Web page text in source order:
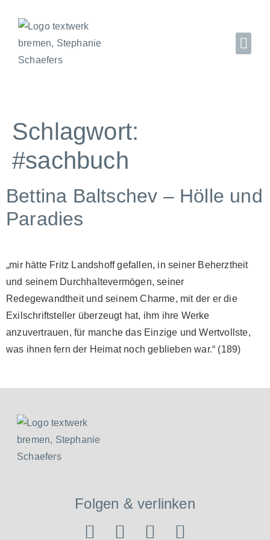
Schlagwort:
#sachbuch
Bettina Baltschev – Hölle und
Paradies
„mir hätte Fritz Landshoff gefallen, in seiner Beherztheit
und seinem Durchhaltevermögen, seiner
Redegewandtheit und seinem Charme, mit der er die
Exilschriftsteller überzeugt hat, ihm ihre Werke
anzuvertrauen, für manche das Einzige und Wertvollste,
was ihnen fern der Heimat noch geblieben war.“ (189)
Folgen & verlinken